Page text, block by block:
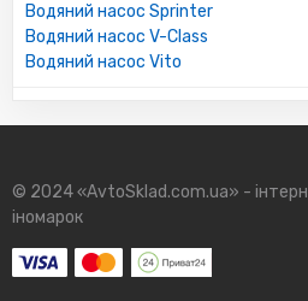
Водяний насос Sprinter
Водяний насос V-Class
Водяний насос Vito
© 2024 «AvtoSklad.com.ua» -
іномарок